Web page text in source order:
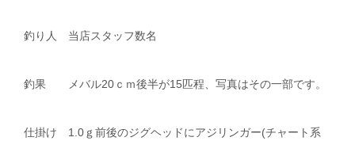
釣り人 当店スタッフ数名
釣果 メバル20ｃｍ後半が15匹程、写真はその一部です。
仕掛け 1.0ｇ前後のジグヘッドにアジリンガー(チャート系